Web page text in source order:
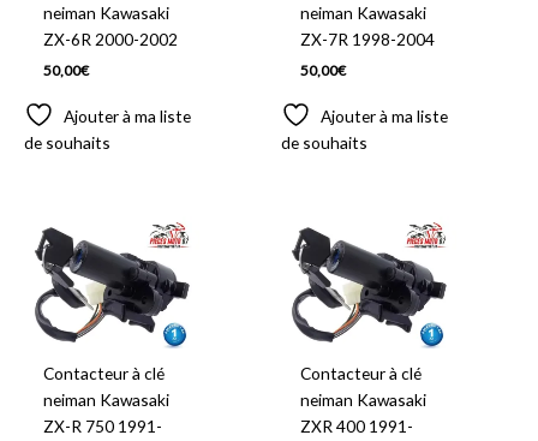
neiman Kawasaki
ZX-6R 2000-2002
50,00€
Ajouter à ma liste
de souhaits
neiman Kawasaki
ZX-7R 1998-2004
50,00€
Ajouter à ma liste
de souhaits
Contacteur à clé
neiman Kawasaki
ZX-R 750 1991-
Contacteur à clé
neiman Kawasaki
ZXR 400 1991-